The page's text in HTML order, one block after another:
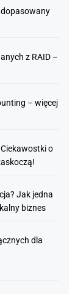
z RAID –
– więcej
o
Jak jedna
biznes
dla